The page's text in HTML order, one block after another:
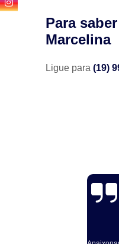
Para
Marcelina
Ligue para(19)